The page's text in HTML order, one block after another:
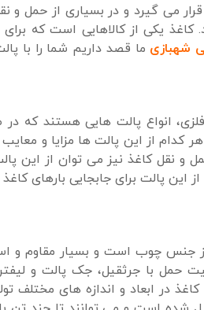
می گیرد و در بسیاری از حمل و
کاغذ یکی از کالاهایی است که
شهبازی ما قصد داریم شما را با
انواع پالت هایی هستند که در
کدام از این پالت ها مزایا و
نقل کاغذ نیز می توان از این
پالت برای جابجایی بارهای
جنس چوب است و بسیار مقاوم و
حمل با جرثقیل، جک پالت و
کاغذ در ابعاد و اندازه های